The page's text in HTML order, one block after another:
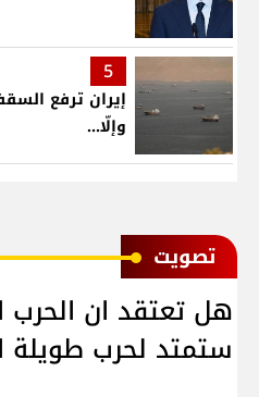
5
إيران ترفع
وإلّا...
ﺗﺼﻮﻳﺖ
هل تعتقد ان الحرب
ستمتد لحرب طويلة